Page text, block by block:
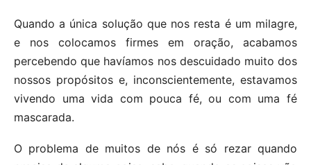
Quando a única solução que nos resta é um milagre,
e nos colocamos firmes em oração, acabamos
percebendo que havíamos nos descuidado muito dos
nossos propósitos e, inconscientemente, estavamos
vivendo uma vida com pouca fé, ou com uma fé
mascarada.
O problema de muitos de nós é só rezar quando